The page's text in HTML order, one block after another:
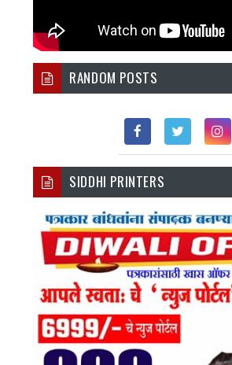
RANDOM POSTS
Fac
Ebo
Ok
Twi
Inst
Am
SIDDHI PRINTERS